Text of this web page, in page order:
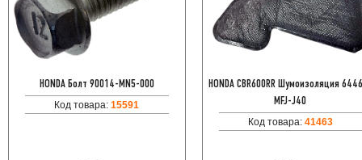
HONDA Болт 90014-MN5-000
Код товара:15591
HONDA CBR600RR Шумоизоляция
MFJ-J40
Код товара: 41463